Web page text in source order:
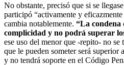
No obstante, precisó que si se
participó “activamente y
cambia notablemente. “La condena
complicidad y no podrá superar
ese uso del menor que -repito- no se
que le pueden someter será superior
y no tendrá soporte en el Código